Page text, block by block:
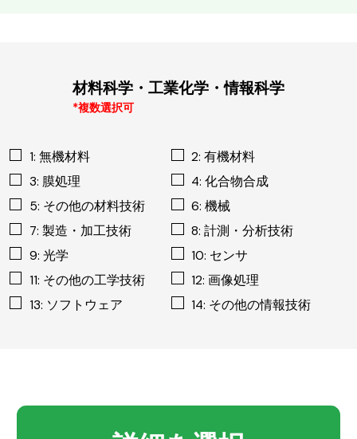
材料科学・工業化学・情報科学
*複数選択可
1: 無機材料
2: 有機材料
3: 膜処理
4: 化合物合成
5: その他の材料技術
6: 機械
7: 製造・加工技術
8: 計測・分析技術
9: 光学
10: センサ
11: その他の工学技術
12: 画像処理
13: ソフトウェア
14: その他の情報技術